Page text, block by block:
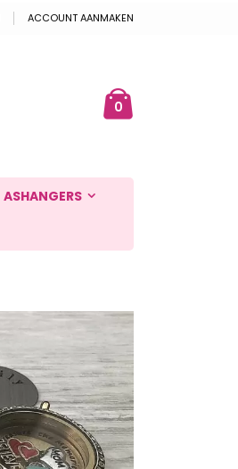
ACCOUNT AANMAKEN
0producten
ASHANGERS